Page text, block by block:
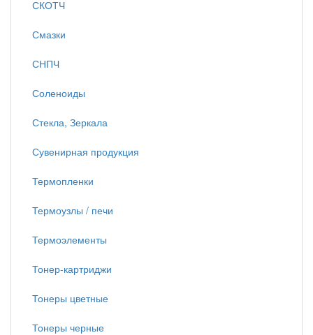
СКОТЧ
Смазки
СНПЧ
Соленоиды
Стекла, Зеркала
Сувенирная продукция
Термопленки
Термоузлы / печи
Термоэлементы
Тонер-картриджи
Тонеры цветные
Тонеры черные